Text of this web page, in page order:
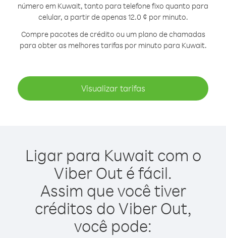
número em Kuwait, tanto para telefone fixo quanto para
celular, a partir de apenas 12.0 ¢ por minuto.
Compre pacotes de crédito ou um plano de chamadas
para obter as melhores tarifas por minuto para Kuwait.
Visualizar tarifas
Ligar para Kuwait com o
Viber Out é fácil.
Assim que você tiver
créditos do Viber Out,
você pode: